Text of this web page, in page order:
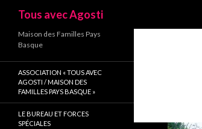
Tous avec Agosti
Maison des Familles Pays
Basque
ASSOCIATION « TOUS AVEC
AGOSTI / MAISON DES
FAMILLES PAYS BASQUE »
LE BUREAU ET FORCES
SPÉCIALES